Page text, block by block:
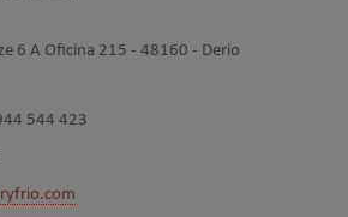
6 A Oficina 215 - 48160 - Derio
544 423